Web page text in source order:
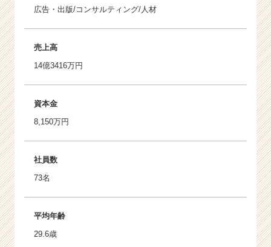
広告・出版/コンサルティング/人材
売上高
14億3416万円
資本金
8,150万円
社員数
73名
平均年齢
29.6歳